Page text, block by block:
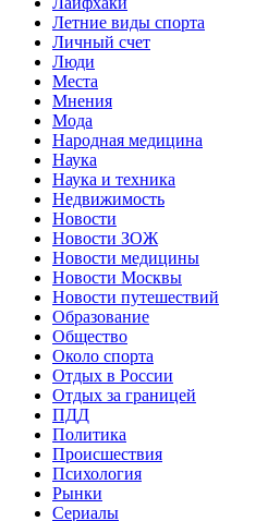
Летние виды спорта
Личный счет
Люди
Места
Мнения
Мода
Народная медицина
Наука
Наука и техника
Недвижимость
Новости
Новости ЗОЖ
Новости медицины
Новости Москвы
Новости путешествий
Образование
Общество
Около спорта
Отдых в России
Отдых за границей
ПДД
Политика
Происшествия
Психология
Рынки
Сериалы